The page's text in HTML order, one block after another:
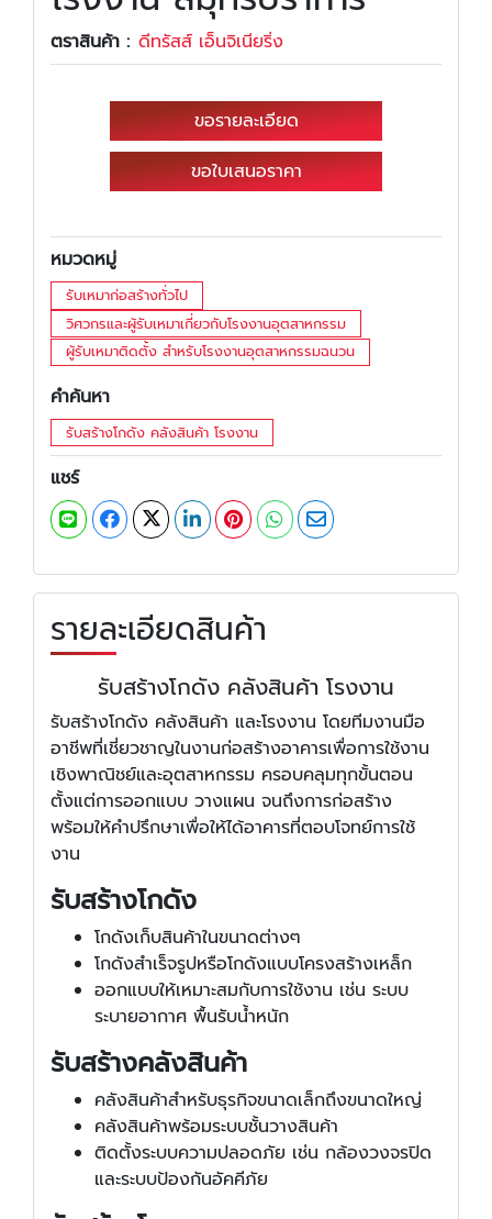
ตราสินค้า : ดีทรัสส์ เอ็นจิเนียริ่ง
ขอรายละเอียด
ขอใบเสนอราคา
หมวดหมู่
รับเหมาก่อสร้างทั่วไป
วิศวกรและผู้รับเหมาเกี่ยวกับโรงงานอุตสาหกรรม
ผู้รับเหมาติดตั้ง สำหรับโรงงานอุตสาหกรรมฉนวน
คำค้นหา
รับสร้างโกดัง คลังสินค้า โรงงาน
แชร์
รายละเอียดสินค้า
รับสร้างโกดัง คลังสินค้า โรงงาน
รับสร้างโกดัง คลังสินค้า และโรงงาน โดยทีมงานมือ
อาชีพที่เชี่ยวชาญในงานก่อสร้างอาคารเพื่อการใช้งาน
เชิงพาณิชย์และอุตสาหกรรม ครอบคลุมทุกขั้นตอน
ตั้งแต่การออกแบบ วางแผน จนถึงการก่อสร้าง
พร้อมให้คำปรึกษาเพื่อให้ได้อาคารที่ตอบโจทย์การใช้
งาน
รับสร้างโกดัง
โกดังเก็บสินค้าในขนาดต่างๆ
โกดังสำเร็จรูปหรือโกดังแบบโครงสร้างเหล็ก
ออกแบบให้เหมาะสมกับการใช้งาน เช่น ระบบ
ระบายอากาศ พื้นรับน้ำหนัก
รับสร้างคลังสินค้า
คลังสินค้าสำหรับธุรกิจขนาดเล็กถึงขนาดใหญ่
คลังสินค้าพร้อมระบบชั้นวางสินค้า
ติดตั้งระบบความปลอดภัย เช่น กล้องวงจรปิด
และระบบป้องกันอัคคีภัย